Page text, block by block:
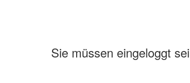
Sie müssen eingeloggt